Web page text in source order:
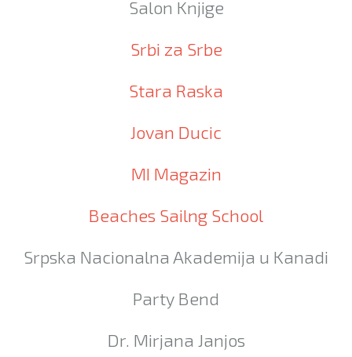
Salon Knjige
Srbi za Srbe
Stara Raska
Jovan Ducic
MI Magazin
Beaches Sailng School
Srpska Nacionalna Akademija u Kanadi
Party Bend
Dr. Mirjana Janjos